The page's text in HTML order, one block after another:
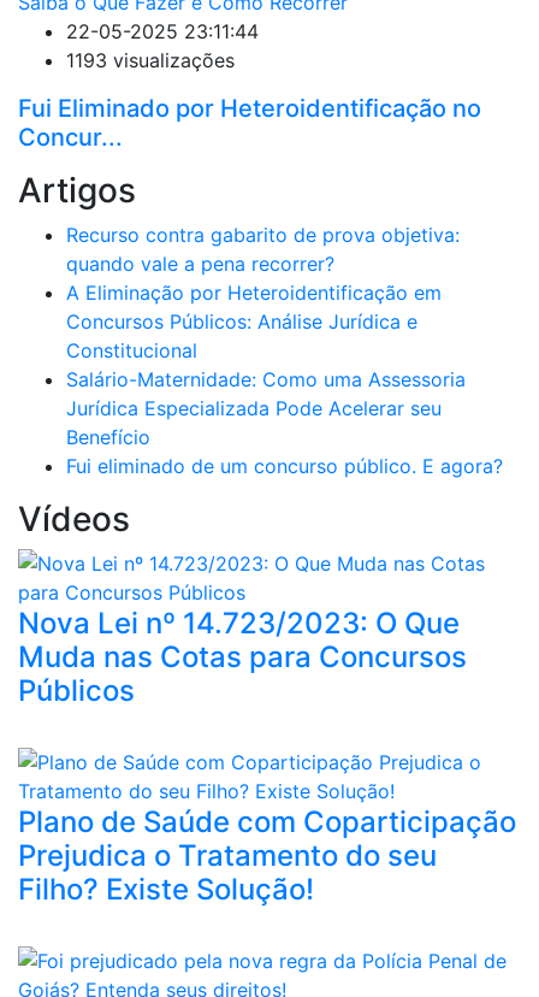
22-05-2025 23:11:44
1193 visualizações
Fui Eliminado por Heteroidentificação no
Concur...
Artigos
Recurso contra gabarito de prova objetiva:
quando vale a pena recorrer?
A Eliminação por Heteroidentificação em
Concursos Públicos: Análise Jurídica e
Constitucional
Salário-Maternidade: Como uma Assessoria
Jurídica Especializada Pode Acelerar seu
Benefício
Fui eliminado de um concurso público. E agora?
Vídeos
Nova Lei nº 14.723/2023: O Que
Muda nas Cotas para Concursos
Públicos
Plano de Saúde com Coparticipação
Prejudica o Tratamento do seu
Filho? Existe Solução!